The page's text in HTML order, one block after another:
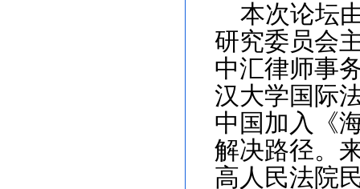
本次论坛
研究委员会
中汇律师事
汉大学国际
中国 加入《
解决路径。
高人民法院